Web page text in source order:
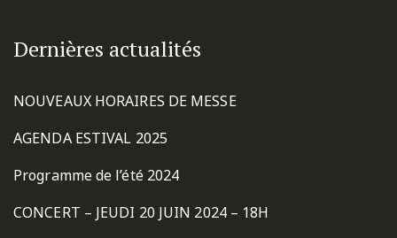
Dernières actualités
NOUVEAUX HORAIRES DE MESSE
AGENDA ESTIVAL 2025
Programme de l’été 2024
CONCERT – JEUDI 20 JUIN 2024 – 18H